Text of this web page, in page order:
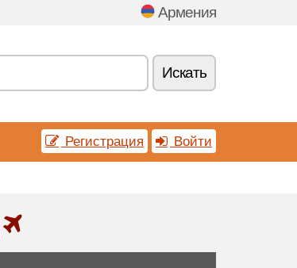
Армения
Искать
Регистрация Войти